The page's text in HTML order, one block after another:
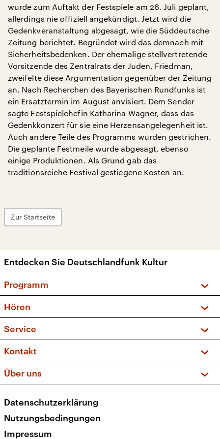
wurde zum Auftakt der Festspiele am 26. Juli geplant,
allerdings nie offiziell angekündigt. Jetzt wird die
Gedenkveranstaltung abgesagt, wie die Süddeutsche
Zeitung berichtet. Begründet wird das demnach mit
Sicherheitsbedenken. Der ehemalige stellvertretende
Vorsitzende des Zentralrats der Juden, Friedman,
zweifelte diese Argumentation gegenüber der Zeitung
an. Nach Recherchen des Bayerischen Rundfunks ist
ein Ersatztermin im August anvisiert. Dem Sender
sagte Festspielchefin Katharina Wagner, dass das
Gedenkkonzert für sie eine Herzensangelegenheit ist.
Auch andere Teile des Programms wurden gestrichen.
Die geplante Festmeile wurde abgesagt, ebenso
einige Produktionen. Als Grund gab das
traditionsreiche Festival gestiegene Kosten an.
Zur Startseite
Entdecken Sie Deutschlandfunk Kultur
Programm
Sendungen und Podcasts
Musikliste
Kakadu – Das Kinderprogramm
Hören
Frequenzen (UKW + DAB+)
Service
FAQ
Apps
Newsletter
Veranstaltungen
Kontakt
Social Media
Über uns
Presse
Karriere
Datenschutzerklärung
Nutzungsbedingungen
Impressum